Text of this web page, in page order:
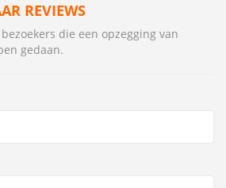
REVIEWS
die een opzegging van
gedaan.